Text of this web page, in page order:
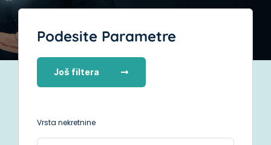
Podesite Parametre
Još filtera
Vrsta nekretnine